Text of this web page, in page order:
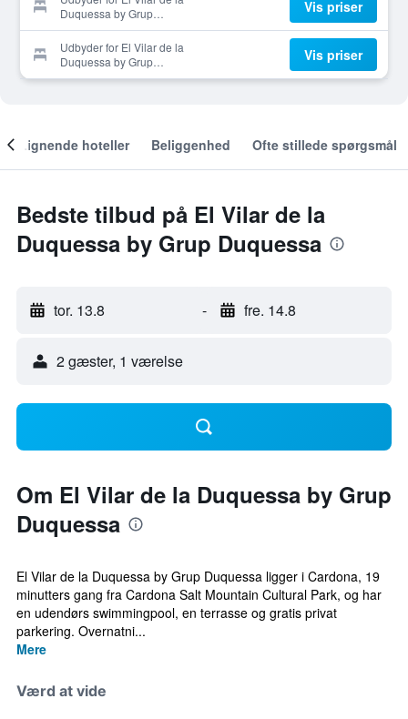
Duquessa by Grup
Duquessa
Vis priser
Udbyder for El Vilar de la
Duquessa by Grup
Duquessa
Vis priser
Lignende hoteller Beliggenhed Ofte stillede spørgsmål
Bedste tilbud på El Vilar de la
Duquessa by Grup Duquessa
tor. 13.8 - fre. 14.8
2 gæster, 1 værelse
Om El Vilar de la Duquessa by Grup
Duquessa
El Vilar de la Duquessa by Grup Duquessa ligger i Cardona, 19
minutters gang fra Cardona Salt Mountain Cultural Park, og har
en udendørs swimmingpool, en terrasse og gratis privat
parkering. Overnatni...
Mere
Værd at vide